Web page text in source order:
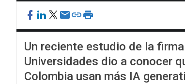
Un reciente estudio de la
Universidades dio a conocer
Colombia usan más IA